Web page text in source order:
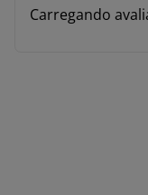
Carregando